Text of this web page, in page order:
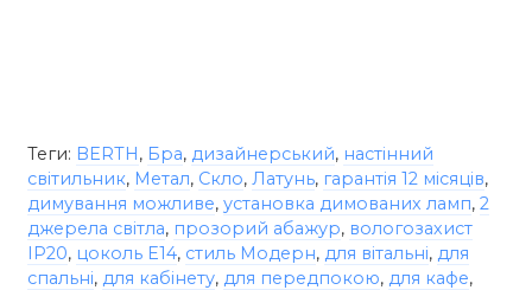
Теги: BERTH, Бра, дизайнерський, настінний
світильник, Метал, Скло, Латунь, гарантія 12 місяців,
димування можливе, установка димованих ламп, 2
джерела світла, прозорий абажур, вологозахист
IP20, цоколь E14, стиль Модерн, для вітальні, для
спальні, для кабінету, для передпокою, для кафе,